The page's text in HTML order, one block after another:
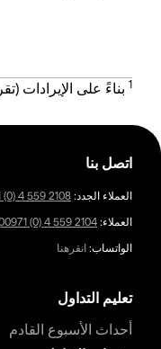
1 بناءً على الإيرادات
اتصل بنا
العملاء الجدد: (0) 4 559 2108
العملاء: (0) 4 559 2104
الواتساب: انقرهنا
تعليم التداول
أحداث الأسبوع القادم